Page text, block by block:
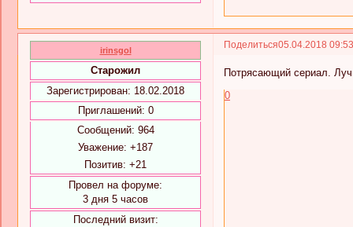
Поделиться05.04.2018
irinsgol
Старожил
Зарегистрирован: 18.02.2018
Приглашений: 0
Сообщений: 964
Уважение: +187
Позитив: +21
Провел на форуме:
3 дня 5 часов
Последний визит:
Потрясающий сериал.
0